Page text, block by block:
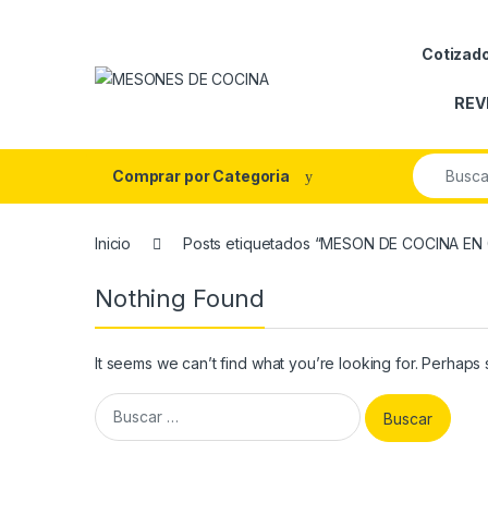
Comprar por Categoria
Search for:
Inicio Posts etiquetados “MESON DE COCINA EN
Nothing Found
It seems we can’t find what you’re looking for.
Buscar: